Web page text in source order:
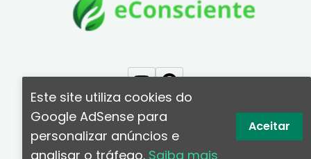
Copyright © 2026 – Todos os direitos
Este site utiliza cookies do
Google AdSense para
personalizar anúncios e
analisar o tráfego. Saiba mais
Aceitar